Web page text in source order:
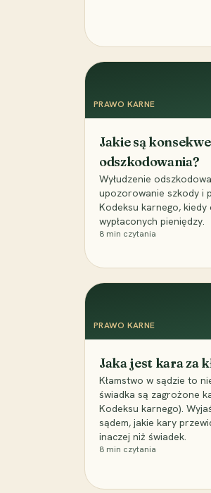
PRAWO KARNE
Jakie są
odszkodowania?
Wyłudzenie
upozorowanie szkody i
Kodeksu karnego,
wypłaconych pieniędzy.
8 min czytania
PRAWO KARNE
Jaka jest kara za
Kłamstwo w sądzie to
świadka są zagrożone
Kodeksu karnego).
sądem, jakie kary
inaczej niż świadek.
8 min czytania